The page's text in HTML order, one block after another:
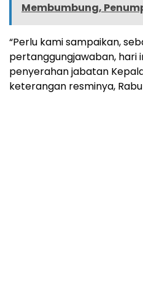
Membumbung,
“Perlu kami sampaikan,
pertanggungjawaban, hari
penyerahan jabatan
keterangan resminya,